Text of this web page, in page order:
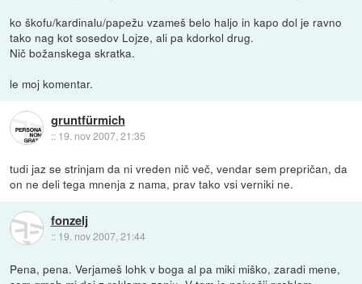
ko škofu/kardinalu/papežu vzameš belo haljo in kapo dol je ravno
tako nag kot sosedov Lojze, ali pa kdorkol drug.
Nič božanskega skratka.
le moj komentar.
gruntfürmich
:: 19. nov 2007, 21:35
tudi jaz se strinjam da ni vreden nič več, vendar sem prepričan, da
on ne deli tega mnenja z nama, prav tako vsi verniki ne.
fonzelj
:: 19. nov 2007, 21:44
Pena, pena. Verjameš lohk v boga al pa miki miško, zaradi mene,